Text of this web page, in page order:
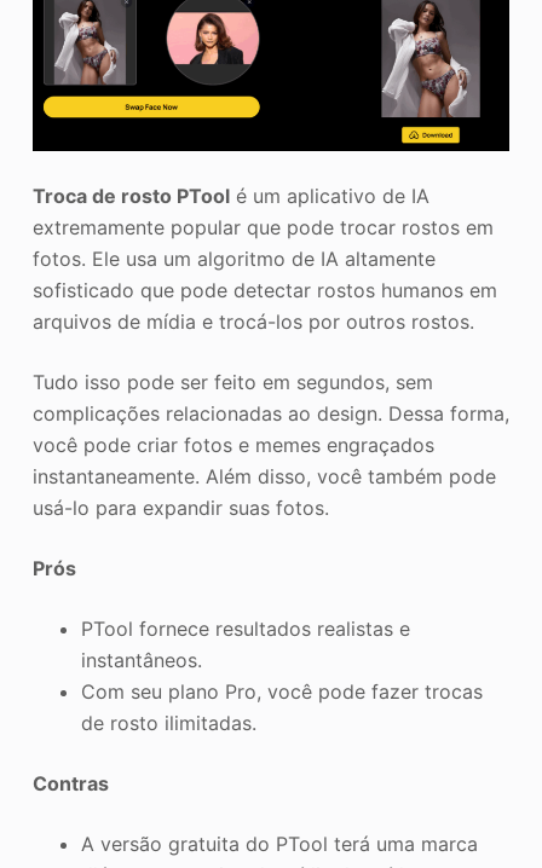
Troca de rosto PToolé um aplicativo de IA
extremamente popular que pode trocar rostos em
fotos. Ele usa um algoritmo de IA altamente
sofisticado que pode detectar rostos humanos em
arquivos de mídia e trocá-los por outros rostos.
Tudo isso pode ser feito em segundos, sem
complicações relacionadas ao design. Dessa forma,
você pode criar fotos e memes engraçados
instantaneamente. Além disso, você também pode
usá-lo para expandir suas fotos.
Prós
PTool fornece resultados realistas e
instantâneos.
Com seu plano Pro, você pode fazer trocas
de rosto ilimitadas.
Contras
A versão gratuita do PTool terá uma marca